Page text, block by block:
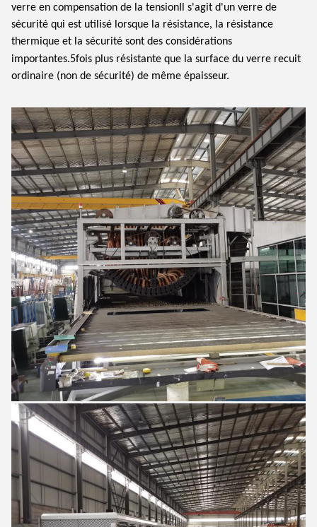
verre en compensation de la tensionIl s'agit d'un verre de
sécurité qui est utilisé lorsque la résistance, la résistance
thermique et la sécurité sont des considérations
importantes.5fois plus résistante que la surface du verre recuit
ordinaire (non de sécurité) de même épaisseur.